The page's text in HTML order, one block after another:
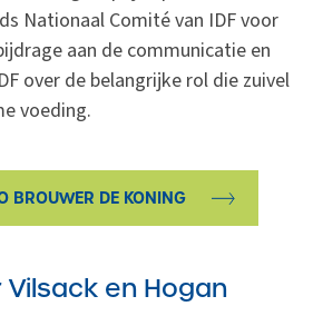
Nationaal Comité van IDF voor
aan de communicatie en
over de belangrijke rol die zuivel
voeding.
BROUWER DE KONING
en Hogan